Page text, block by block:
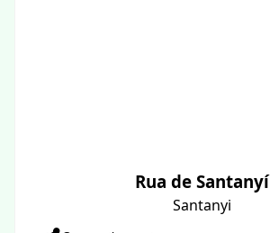
Rua de Santanyí
Santanyi